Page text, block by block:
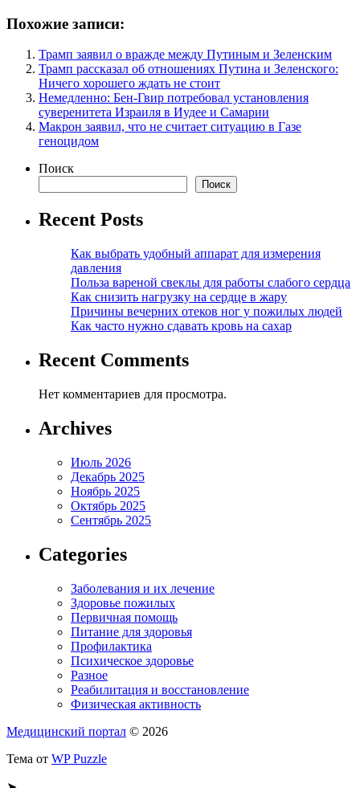
Похожие записи:
Трамп заявил о вражде между Путиным и Зеленским
Трамп рассказал об отношениях Путина и Зеленского:
Ничего хорошего ждать не стоит
Немедленно: Бен-Гвир потребовал установления
суверенитета Израиля в Иудее и Самарии
Макрон заявил, что не считает ситуацию в Газе
геноцидом
Поиск
Поиск
Recent Posts
Как выбрать удобный аппарат для измерения
давления
Польза вареной свеклы для работы слабого сердца
Как снизить нагрузку на сердце в жару
Причины вечерних отеков ног у пожилых людей
Как часто нужно сдавать кровь на сахар
Recent Comments
Нет комментариев для просмотра.
Archives
Июль 2026
Декабрь 2025
Ноябрь 2025
Октябрь 2025
Сентябрь 2025
Categories
Заболевания и их лечение
Здоровье пожилых
Первичная помощь
Питание для здоровья
Профилактика
Психическое здоровье
Разное
Реабилитация и восстановление
Физическая активность
Медицинский портал © 2026
Тема от WP Puzzle